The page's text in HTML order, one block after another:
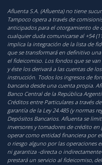
Afluenta S.A. (Afluenta) no tiene
Tampoco opera a través de
anticipados para el otorgamiento de
cualquier duda comunicarse al +54
implica la integración de la lista de
que se transformará en definitivo
el fideicomiso. Los fondos que se
y éste los derivará a las cuentas de
instrucción. Todos los ingresos de
bancaria desde una cuenta propia.
Banco Central de la República
Créditos entre Particulares a través
garantía de la Ley 24.485 (y normas
Depósitos Bancarios. Afluenta se
inversores y tomadores de crédito
operar como entidad financiera por
o riesgo alguno por las operaciones
ni garantiza -directa o
prestará un servicio al fideicomiso,